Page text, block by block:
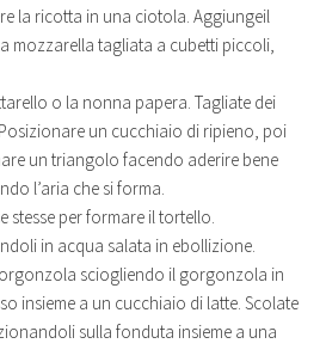
la ricotta in una ciotola. Aggiungeil
mozzarella tagliata a cubetti piccoli,
o la nonna papera. Tagliate dei
un cucchiaio di ripieno, poi
un triangolo facendo aderire bene
l’aria che si forma.
stesse per formare il tortello.
in acqua salata in ebollizione.
sciogliendo il gorgonzola in
insieme a un cucchiaio di latte. Scolate
sulla fonduta insieme a una